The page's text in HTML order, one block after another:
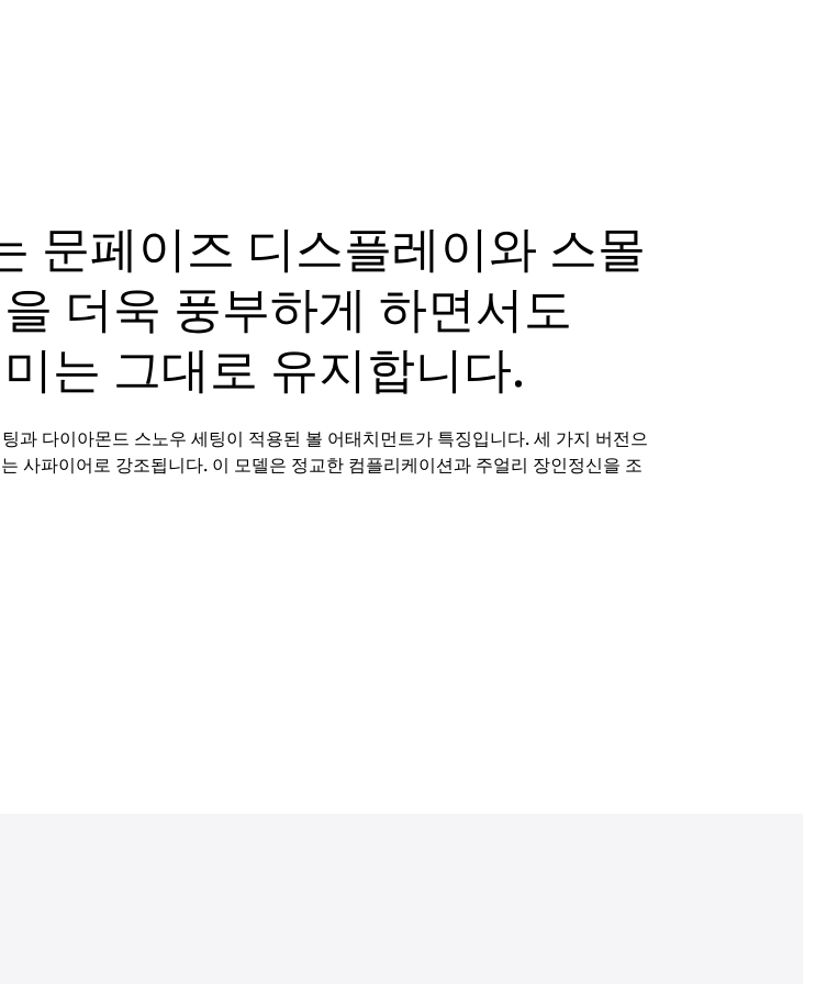
문페이즈 디스플레이와 스몰
더욱 풍부하게 하면서도
는 그대로 유지합니다.
과 다이아몬드 스노우 세팅이 적용된 볼 어태치먼트가 특징입니다. 세 가지 버전으
사파이어로 강조됩니다. 이 모델은 정교한 컴플리케이션과 주얼리 장인정신을 조